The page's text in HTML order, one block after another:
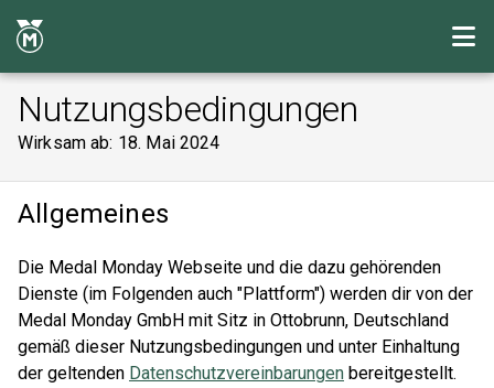
Nutzungsbedingungen
Wirksam ab: 18. Mai 2024
Allgemeines
Die Medal Monday Webseite und die dazu gehörenden
Dienste (im Folgenden auch "Plattform") werden dir von der
Medal Monday GmbH mit Sitz in Ottobrunn, Deutschland
gemäß dieser Nutzungsbedingungen und unter Einhaltung
der geltenden Datenschutzvereinbarungen bereitgestellt.